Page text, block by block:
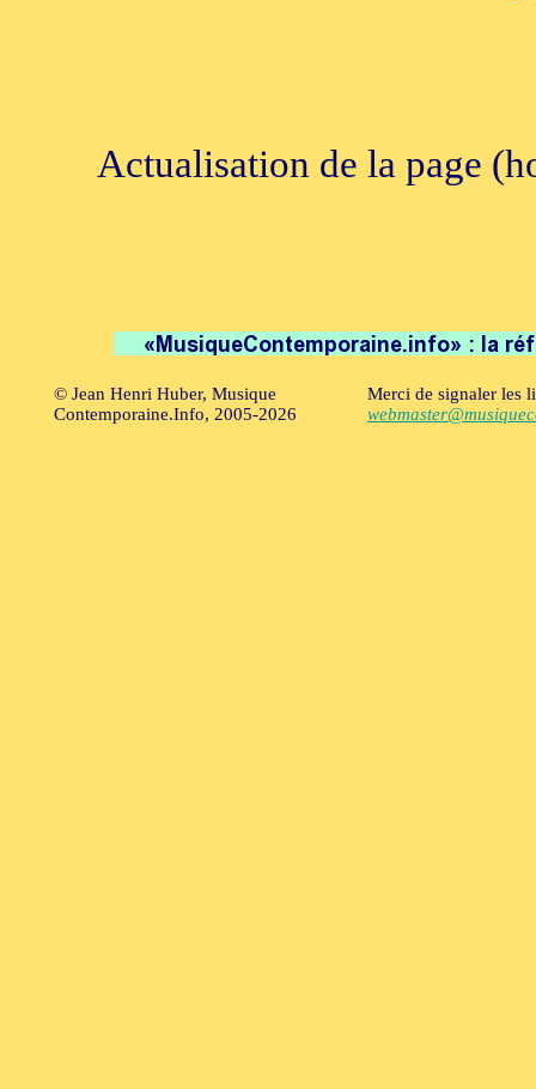
Actualisation de la page
© Jean Henri Huber, Musique
Contemporaine.Info, 2005-2026
Merci de signaler les